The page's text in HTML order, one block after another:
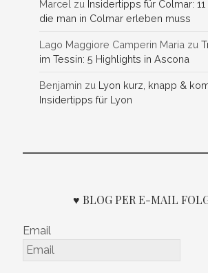
Marcel zu Insidertipps für Colmar:
die man in Colmar erleben muss
Lago Maggiore Camperin Maria zu
im Tessin: 5 Highlights in Ascona
Benjamin zu Lyon kurz, knapp &
Insidertipps für Lyon
♥ BLOG PER E-MAIL
Email